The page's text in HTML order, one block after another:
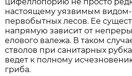
настоящему уязвимым
первобытных лесов. Ее
напрямую зависит от
елового валежа. В таком
стволов при санитарных
ведет к полному
гриба.